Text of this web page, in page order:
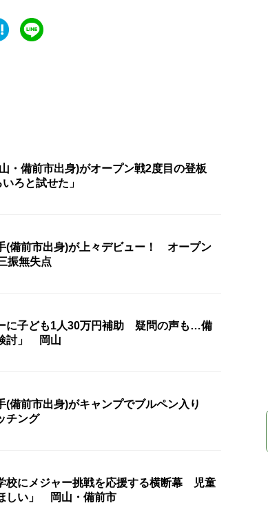
・備前市出身)がオープン戦2度目の登板
ろと試せた」
(備前市出身)が上々デビュー！ オープン
振無失点
に子ども1人30万円補助 疑問の声も…備
討」 岡山
(備前市出身)がキャンプでブルペン入り
チング
校にメジャー挑戦を応援する横断幕 児童
しい」 岡山・備前市